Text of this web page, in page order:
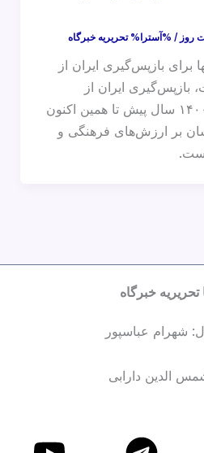
روز / %آسترا% تحریریه خبرگاه
برای بازپس‌گیری ایران از
ایران از
مهاجمینی ست که از ۱۴۰۰ سال پیش تا همین اکنون
بر ارزش‌های فرهنگی و
خبرگاه
شهرام عباسپور
الدین دارابی